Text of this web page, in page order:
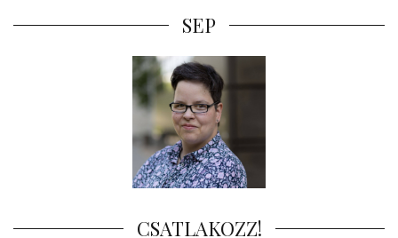
SEP
CSATLAKOZZ!